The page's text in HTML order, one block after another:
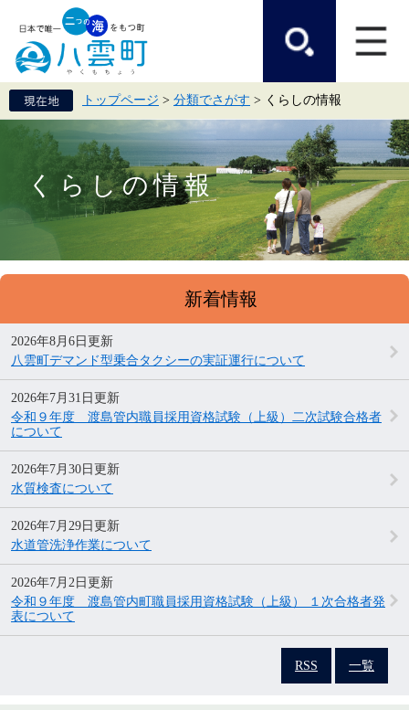
頭
で
す。
飛
ば
し
トップページ > 分類でさがす > くらしの情報
くらしの情報
新着情報
2026年8月6日更新
八雲町デマンド型乗合タクシーの実証運行について
2026年7月31日更新
令和９年度 渡島管内職員採用資格試験（上級）二次試験合格者
について
2026年7月30日更新
水質検査について
2026年7月29日更新
水道管洗浄作業について
2026年7月2日更新
令和９年度 渡島管内町職員採用資格試験（上級） １次合格者発
表について
RSS 一覧